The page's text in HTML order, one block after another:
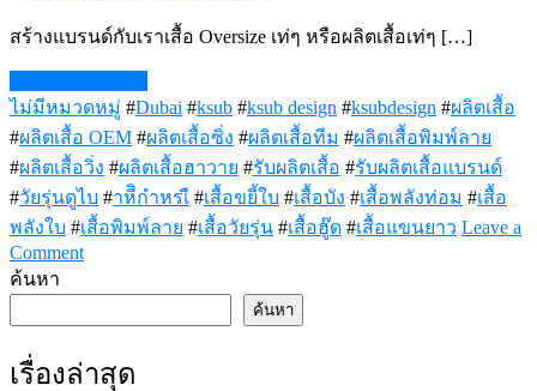
เสื้อ
แก๊ง
เสื้อ
ทีม
สร้างแบรนด์กับเราเสื้อ Oversize เท่ๆ หรือผลิตเสื้อเท่ๆ […]
ไม่มีหมวดหมู่ #Dubai #ksub #ksub design #ksubdesign #ผลิตเสื้อ
#ผลิตเสื้อ OEM #ผลิตเสื้อซิ่ง #ผลิตเสื้อทีม #ผลิตเสื้อพิมพ์ลาย
#ผลิตเสื้อวิ่ง #ผลิตเสื้อฮาวาย #รับผลิตเสื้อ #รับผลิตเสื้อแบรนด์
#วัยรุ่นดูไบ #าหีิกำหรเื #เสื้อขยี้ใบ #เสื้อบัง #เสื้อพลังท่อม #เสื้อ
พลังใบ #เสื้อพิมพ์ลาย #เสื้อวัยรุ่น #เสื้อฮู๊ด #เสื้อแขนยาว Leave a
Commenton
X
ฉกรรจ์
ค้นหา
ค้นหา
เรื่องล่าสุด